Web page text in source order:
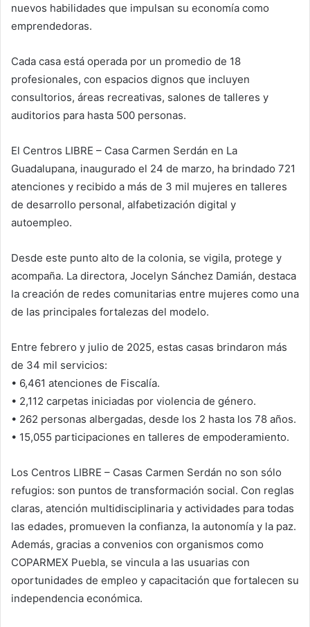
nuevos habilidades que impulsan su economía como
emprendedoras.
Cada casa está operada por un promedio de 18
profesionales, con espacios dignos que incluyen
consultorios, áreas recreativas, salones de talleres y
auditorios para hasta 500 personas.
El Centros LIBRE – Casa Carmen Serdán en La
Guadalupana, inaugurado el 24 de marzo, ha brindado 721
atenciones y recibido a más de 3 mil mujeres en talleres
de desarrollo personal, alfabetización digital y
autoempleo.
Desde este punto alto de la colonia, se vigila, protege y
acompaña. La directora, Jocelyn Sánchez Damián, destaca
la creación de redes comunitarias entre mujeres como una
de las principales fortalezas del modelo.
Entre febrero y julio de 2025, estas casas brindaron más
de 34 mil servicios:
• 6,461 atenciones de Fiscalía.
• 2,112 carpetas iniciadas por violencia de género.
• 262 personas albergadas, desde los 2 hasta los 78 años.
• 15,055 participaciones en talleres de empoderamiento.
Los Centros LIBRE – Casas Carmen Serdán no son sólo
refugios: son puntos de transformación social. Con reglas
claras, atención multidisciplinaria y actividades para todas
las edades, promueven la confianza, la autonomía y la paz.
Además, gracias a convenios con organismos como
COPARMEX Puebla, se vincula a las usuarias con
oportunidades de empleo y capacitación que fortalecen su
independencia económica.